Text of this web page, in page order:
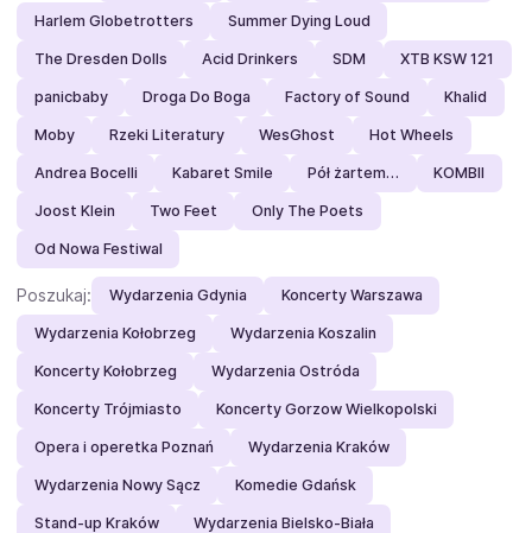
Harlem Globetrotters Summer Dying Loud
The Dresden Dolls Acid Drinkers SDM XTB KSW 121
panicbaby Droga Do Boga Factory of Sound Khalid
Moby Rzeki Literatury WesGhost Hot Wheels
Andrea Bocelli Kabaret Smile Pół żartem… KOMBII
Joost Klein Two Feet Only The Poets
Od Nowa Festiwal
Poszukaj: Wydarzenia Gdynia Koncerty Warszawa
Wydarzenia Kołobrzeg Wydarzenia Koszalin
Koncerty Kołobrzeg Wydarzenia Ostróda
Koncerty Trójmiasto Koncerty Gorzow Wielkopolski
Opera i operetka Poznań Wydarzenia Kraków
Wydarzenia Nowy Sącz Komedie Gdańsk
Stand-up Kraków Wydarzenia Bielsko-Biała